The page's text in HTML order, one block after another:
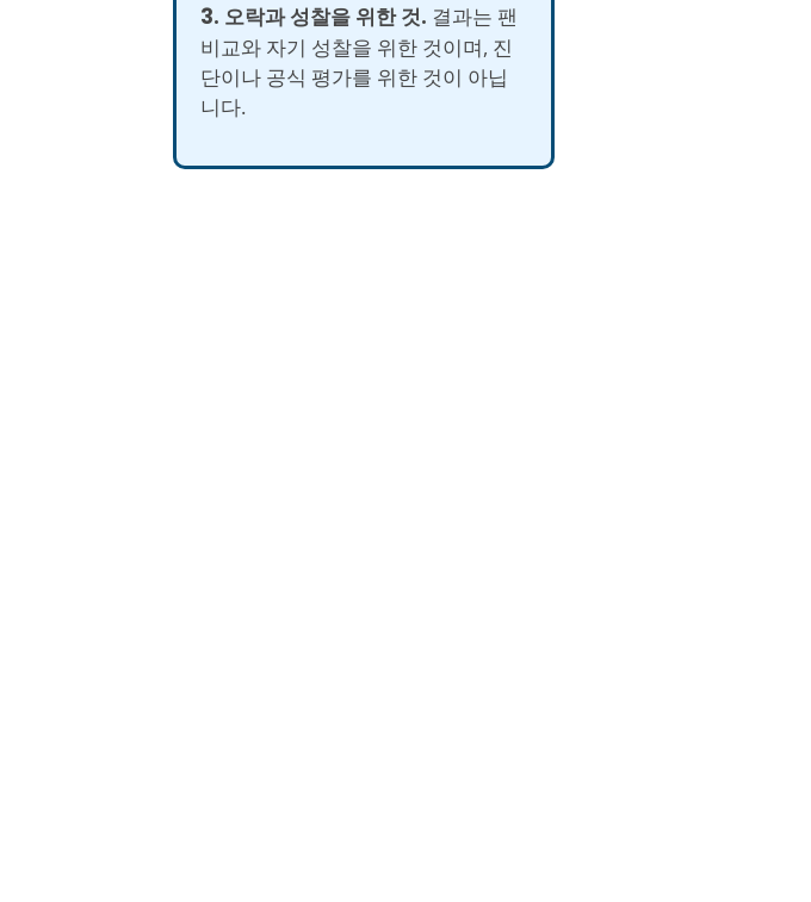
3. 오락과 성찰을 위한 것. 결과는 팬
비교와 자기 성찰을 위한 것이며, 진
단이나 공식 평가를 위한 것이 아닙
니다.